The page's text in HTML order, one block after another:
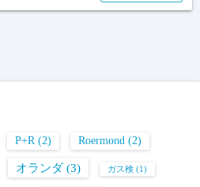
P+R(2) Roermond (2)
オランダ(3) ガス検 (1)